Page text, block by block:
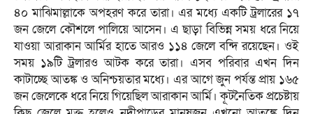
৪০ মাঝিমাল্লাকে অপহরণ করে তারা। এর মধ্যে একটি ট্রলারের ১৭
জন জেলে কৌশলে পালিয়ে আসেন। এ ছাড়া বিভিন্ন সময় ধরে নিয়ে
যাওয়া আরাকান আর্মির হাতে আরও ১১৪ জেলে বন্দি রয়েছেন। ওই
সময় ১৯টি ট্রলারও আটক করে তারা। এসব পরিবার এখন দিন
কাটাচ্ছে আতঙ্ক ও অনিশ্চয়তার মধ্যে। এর আগে জুন পর্যন্ত প্রায় ১৬৫
জন জেলেকে ধরে নিয়ে গিয়েছিল আরাকান আর্মি। কূটনৈতিক প্রচেষ্টায়